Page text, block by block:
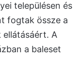
településen és
fogtak össze a
ellátásáért. A
a baleset